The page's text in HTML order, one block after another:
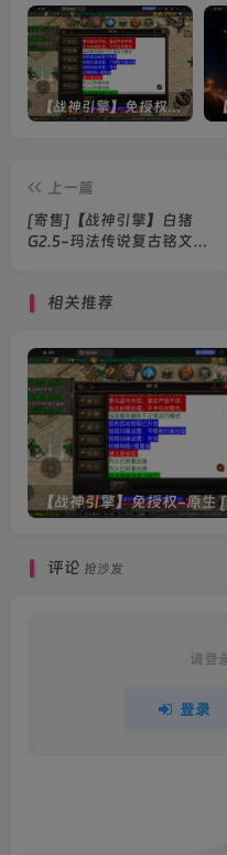
【战神引擎】免授权-原生 [全屏自动拾取] 插件 + 配置教程（更新修复版，具体自测）
上一篇
[寄售]【战神引擎】白猪
G2.5-玛法传说复古铭文元
相关推荐
评论 抢沙发
请登
登录